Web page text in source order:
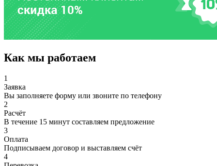
Как мы работаем
1
Заявка
Вы заполняете форму или звоните по телефону
2
Расчёт
В течение 15 минут составляем предложение
3
Оплата
Подписываем договор и выставляем счёт
4